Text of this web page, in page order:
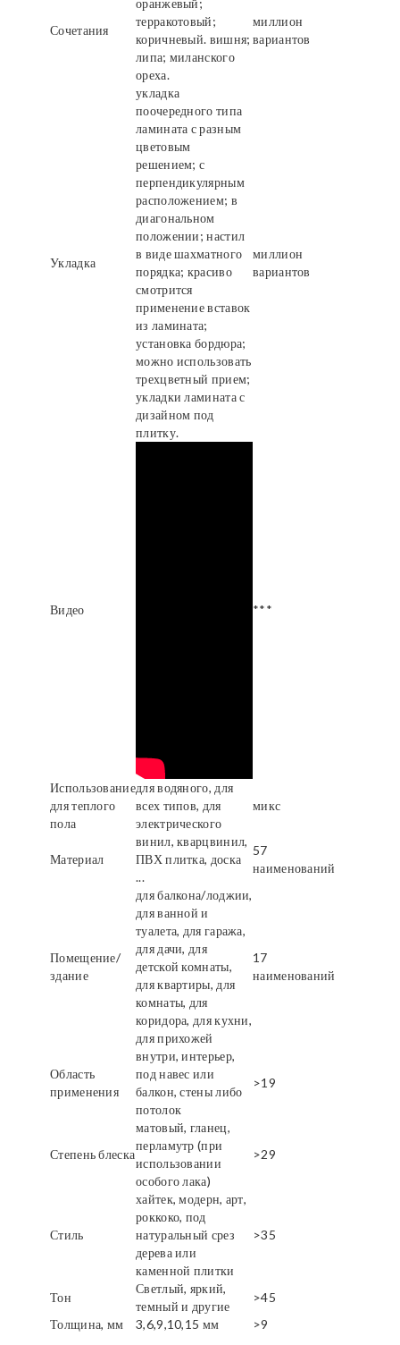
Сочетания
оранжевый;
терракотовый;
коричневый. вишня;
липа; миланского
ореха.
миллион
вариантов
Укладка
укладка
поочередного типа
ламината с разным
цветовым
решением; с
перпендикулярным
расположением; в
диагональном
положении; настил
в виде шахматного
порядка; красиво
смотрится
применение вставок
из ламината;
установка бордюра;
можно использовать
трехцветный прием;
укладки ламината с
дизайном под
плитку.
миллион
вариантов
Видео ***
Использование
для теплого
пола
для водяного, для
всех типов, для
электрического
микс
Материал
винил, кварцвинил,
ПВХ плитка, доска
...
57
наименований
Помещение/
здание
для балкона/лоджии,
для ванной и
туалета, для гаража,
для дачи, для
детской комнаты,
для квартиры, для
комнаты, для
коридора, для кухни,
для прихожей
17
наименований
Область
применения
внутри, интерьер,
под навес или
балкон, стены либо
потолок
>19
Степень блеска
матовый, гланец,
перламутр (при
использовании
особого лака)
>29
Стиль
хайтек, модерн, арт,
роккоко, под
натуральный срез
дерева или
каменной плитки
>35
Тон
Светлый, яркий,
темный и другие
>45
Толщина, мм
3,6,9,10,15 мм >9